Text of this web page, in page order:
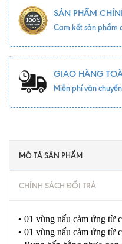
SẢN PHẨM
Cam kết sản phẩm
GIAO HÀNG
Miễn phí vận chuyển
MÔ TẢ SẢN PHẨM
CHÍNH SÁCH ĐỔI TRẢ
• 01 vùng nấu cảm ứng từ
• 01 vùng nấu cảm ứng từ